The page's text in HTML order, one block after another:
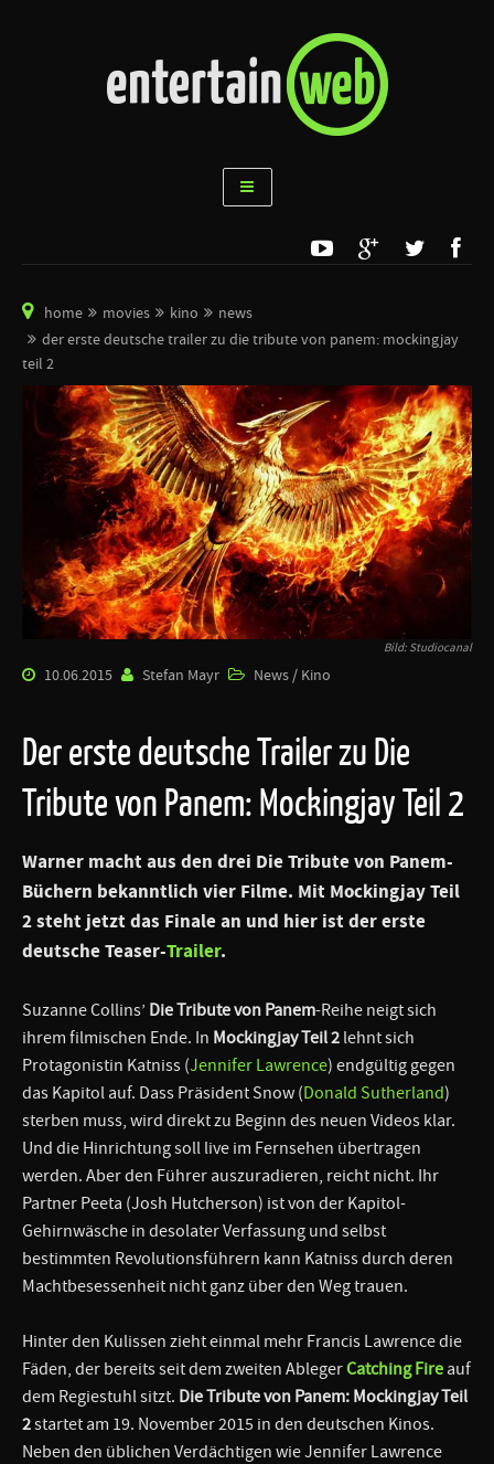
home movies kino
news
der erste deutsche trailer zu die tribute von panem: mockingjay
teil 2
Bild: Studiocanal
10.06.2015 Stefan Mayr News / Kino
Der erste deutsche Trailer zu Die
Tribute von Panem: Mockingjay Teil 2
Warner macht aus den drei Die Tribute von Panem-
Büchern bekanntlich vier Filme. Mit Mockingjay Teil
2steht jetzt das Finale an und hier ist der erste
deutsche Teaser-Trailer.
Suzanne Collins’ Die Tribute von Panem-Reihe neigt sich
ihrem filmischen Ende. In Mockingjay Teil 2 lehnt sich
Protagonistin Katniss (Jennifer Lawrence) endgültig gegen
das Kapitol auf. Dass Präsident Snow (Donald Sutherland)
sterben muss, wird direkt zu Beginn des neuen Videos klar.
Und die Hinrichtung soll live im Fernsehen übertragen
werden. Aber den Führer auszuradieren, reicht nicht. Ihr
Partner Peeta (Josh Hutcherson) ist von der Kapitol-
Gehirnwäsche in desolater Verfassung und selbst
bestimmten Revolutionsführern kann Katniss durch deren
Machtbesessenheit nicht ganz über den Weg trauen.
Hinter den Kulissen zieht einmal mehr Francis Lawrence die
Fäden, der bereits seit dem zweiten AblegerCatching Fire auf
dem Regiestuhl sitzt. Die Tribute von Panem: Mockingjay Teil
2startet am 19. November 2015 in den deutschen Kinos.
Neben den üblichen Verdächtigen wie Jennifer Lawrence